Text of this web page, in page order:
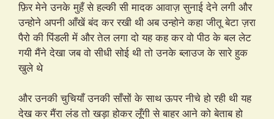
फ़िर मेने उनके मुहँ से हल्की सी मादक आवाज़ सुनाई देने लगी और
उन्होने अपनी आँखें बंद कर रखी थी अब उन्होने कहा जीतू बेटा ज़रा
पैरो की पिंडली में और तेल लगा दो यह कह कर वो पीठ के बल लेट
गयी मैंने देखा जब वो सीधी सोई थी तो उनके ब्लाउज के सारे हुक
खुले थे
और उनकी चुचियाँ उनकी साँसों के साथ ऊपर नीचे हो रही थी यह
देख कर मैंरा लंड तो खड़ा होकर लूँगी से बाहर आने को बेताब हो